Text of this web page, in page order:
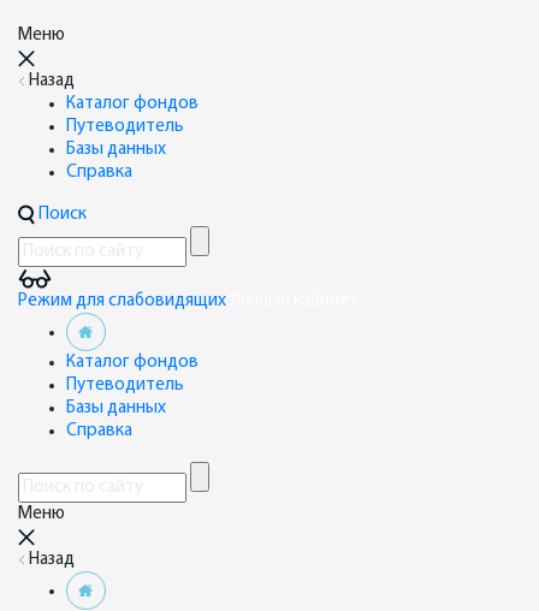
Меню
Назад
Каталог фондов
Путеводитель
Базы данных
Справка
Поиск
Режим для слабовидящих
Каталог фондов
Путеводитель
Базы данных
Справка
Меню
Назад